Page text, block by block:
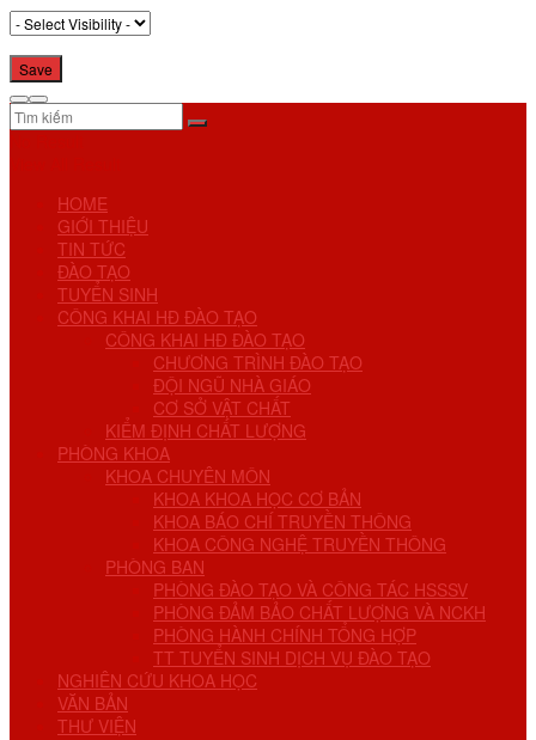
HOME
GIỚI THIỆU
TIN TỨC
ĐÀO TẠO
TUYỂN SINH
CÔNG KHAI HĐ ĐÀO TẠO
CÔNG KHAI HĐ ĐÀO TẠO
CHƯƠNG TRÌNH ĐÀO TẠO
ĐỘI NGŨ NHÀ GIÁO
CƠ SỞ VẬT CHẤT
KIỂM ĐỊNH CHẤT LƯỢNG
PHÒNG KHOA
KHOA CHUYÊN MÔN
KHOA KHOA HỌC CƠ BẢN
KHOA BÁO CHÍ TRUYỀN THÔNG
KHOA CÔNG NGHỆ TRUYỀN THÔNG
PHÒNG BAN
PHÒNG ĐÀO TẠO VÀ CÔNG TÁC HSSSV
PHÒNG ĐẢM BẢO CHẤT LƯỢNG VÀ NCKH
PHÒNG HÀNH CHÍNH TỔNG HỢP
TT TUYỂN SINH DỊCH VỤ ĐÀO TẠO
NGHIÊN CỨU KHOA HỌC
VĂN BẢN
THƯ VIỆN